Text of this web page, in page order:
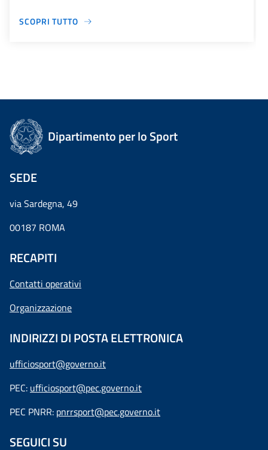
SCOPRI TUTTO
Dipartimento per lo Sport
SEDE
via Sardegna, 49
00187 ROMA
RECAPITI
Contatti operativi
Organizzazione
INDIRIZZI DI POSTA ELETTRONICA
ufficiosport@governo.it
PEC: ufficiosport@pec.governo.it
PEC PNRR: pnrrsport@pec.governo.it
SEGUICI SU